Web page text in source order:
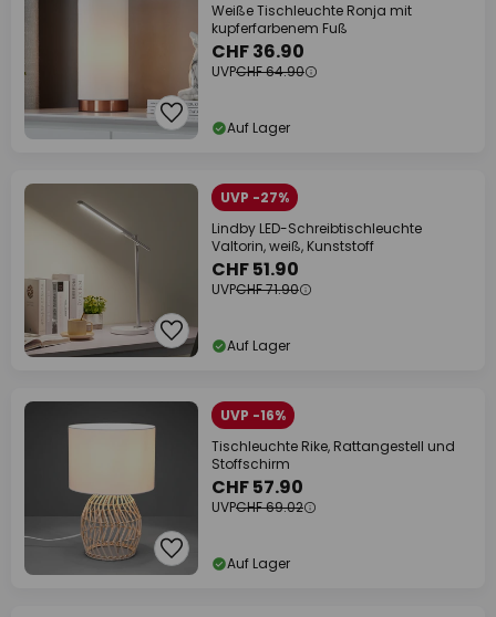
Weiße Tischleuchte Ronja mit
kupferfarbenem Fuß
CHF 36.90
UVPCHF 64.90
Auf Lager
UVP -27%
Lindby LED-Schreibtischleuchte
Valtorin, weiß, Kunststoff
CHF 51.90
UVPCHF 71.90
Auf Lager
UVP -16%
Tischleuchte Rike, Rattangestell und
Stoffschirm
CHF 57.90
UVPCHF 69.02
Auf Lager